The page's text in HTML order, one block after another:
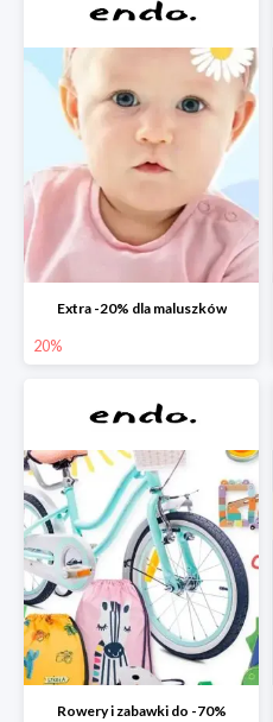
Extra -20% dla maluszków
20%
Rowery i zabawki do -70%